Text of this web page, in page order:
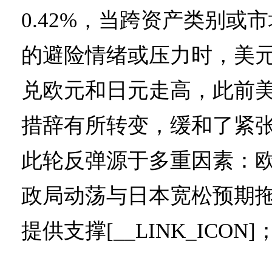
0.42%，当跨资产类别或
的避险情绪或压力时，美
兑欧元和日元走高，此前
措辞有所转变，缓和了紧
此轮反弹源于多重因素：
政局动荡与日本宽松预期
提供支撑[__LINK_ICON]